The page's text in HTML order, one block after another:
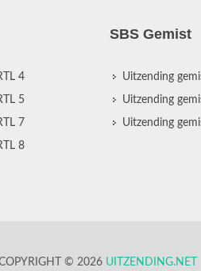
4
5
7
8
SBS Gemist
Uitzending
Uitzending
Uitzending
© 2026 UITZENDING.NET